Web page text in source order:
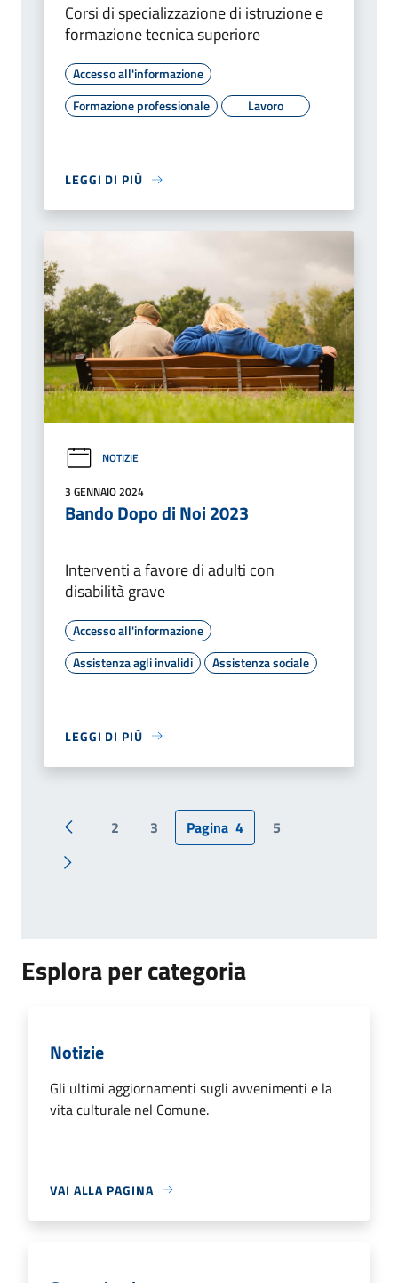
Corsi di specializzazione di istruzione e
formazione tecnica superiore
Accesso all'informazione
Formazione professionale
Lavoro
LEGGI DI PIÙ
NOTIZIE
3 GENNAIO 2024
Bando Dopo di Noi 2023
Interventi a favore di adulti con
disabilità grave
Accesso all'informazione
Assistenza agli invalidi
Assistenza sociale
LEGGI DI PIÙ
Pagina precedente
2 3 Pagina 4 5
Pagina successiva
Esplora per categoria
Notizie
Gli ultimi aggiornamenti sugli avvenimenti e la
vita culturale nel Comune.
VAI ALLA PAGINA